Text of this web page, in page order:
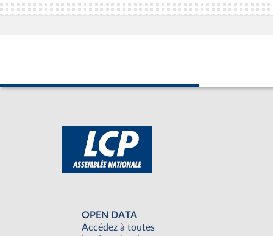
OPEN DATA
Accédez à toutes